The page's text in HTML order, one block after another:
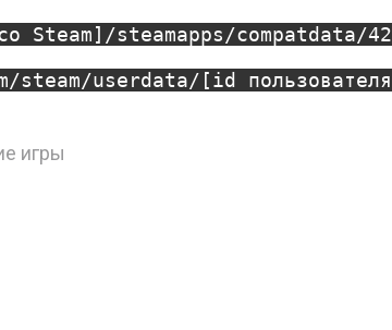
Steam]/steamapps/compatdata/
steam/userdata/[id
игры